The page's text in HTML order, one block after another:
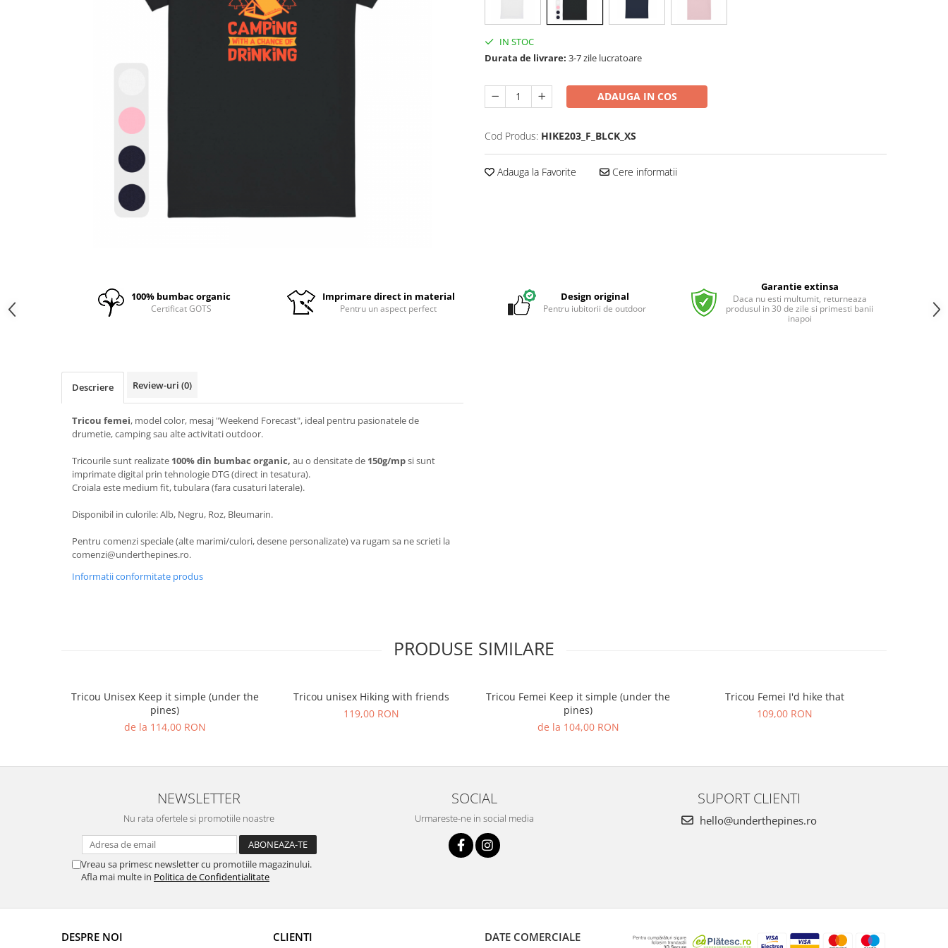
IN STOC
Durata de livrare: 3-7 zile lucratoare
ADAUGA IN COS
Cod Produs: HIKE203_F_BLCK_XS
Adauga la Favorite Cere informatii
100% bumbac organic
Certificat GOTS
Imprimare direct in material
Pentru un aspect perfect
Design original
Pentru iubitorii de outdoor
Garantie extinsa
Daca nu esti multumit, returneaza
produsul in 30 de zile si primesti banii
inapoi
Descriere Review-uri (0)
Tricou femei, model color, mesaj "Weekend Forecast", ideal pentru pasionatele de
drumetie, camping sau alte activitati outdoor.
Tricourile sunt realizate 100% din bumbac organic, au o densitate de 150g/mpsi sunt
imprimate digital prin tehnologie DTG (direct in tesatura).
Croiala este medium fit, tubulara (fara cusaturi laterale).
Disponibil in culorile: Alb, Negru, Roz, Bleumarin.
Pentru comenzi speciale (alte marimi/culori, desene personalizate) va rugam sa ne scrieti la
comenzi@underthepines.ro.
Informatii conformitate produs
PRODUSE SIMILARE
Tricou Unisex Keep it simple (under the
pines)
de la 114,00 RON
Tricou unisex Hiking with friends
119,00 RON
Tricou Femei Keep it simple (under the
pines)
de la 104,00 RON
Tricou Femei I'd hike that
109,00 RON
NEWSLETTER
Nu rata ofertele si promotiile noastre
Vreau sa primesc newsletter cu promotiile magazinului.
Afla mai multe in Politica de Confidentialitate
SOCIAL
Urmareste-ne in social media
SUPORT CLIENTI
hello@underthepines.ro
DESPRE NOI CLIENTI DATE COMERCIALE